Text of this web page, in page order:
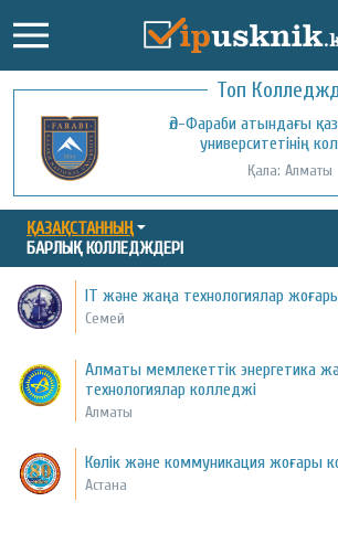
Топ
Әл-Фараби атындағы
университетінің
Қала: Алматы
ҚАЗАҚСТАННЫҢ
БАРЛЫҚ КОЛЛЕДЖДЕРІ
IT және жаңа технологиялар
Семей
Алматы мемлекеттік энергетика
технологиялар колледжі
Алматы
Көлік және коммуникация жоғары
Астана